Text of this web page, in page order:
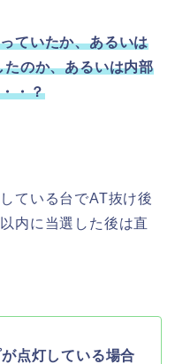
ていたか、あるいは
のか、あるいは内部
・？
ている台でAT抜け後
内に当選した後は直
点灯している場合